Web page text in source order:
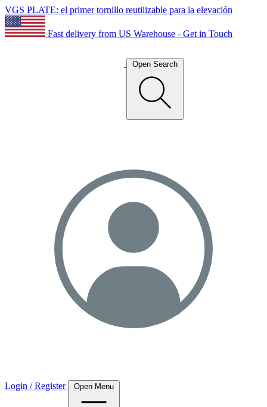
VGS PLATE: el primer tornillo reutilizable para la elevación
Fast delivery from US Warehouse - Get in Touch
Open Search
Login / Register Open Menu